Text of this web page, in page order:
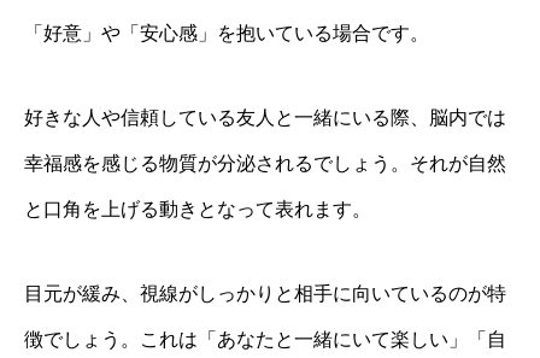
「好意」や「安心感」を抱いている場合です。
好きな人や信頼している友人と一緒にいる際、脳内では
幸福感を感じる物質が分泌されるでしょう。それが自然
と口角を上げる動きとなって表れます。
目元が緩み、視線がしっかりと相手に向いているのが特
徴でしょう。これは「あなたと一緒にいて楽しい」「自